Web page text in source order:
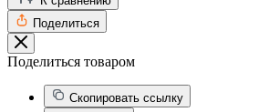
Поделиться
Поделиться товаром
Скопировать ссылку